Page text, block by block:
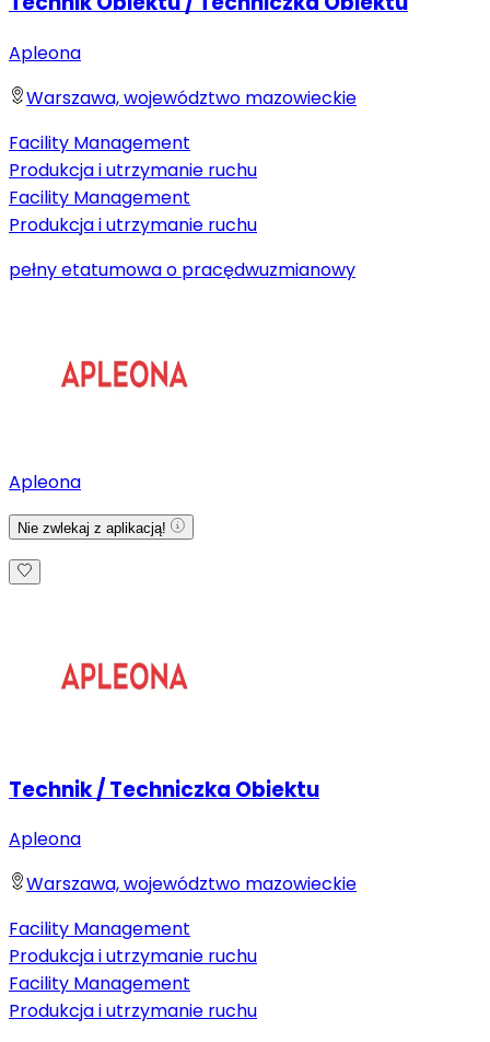
Apleona
Warszawa, województwo mazowieckie
Facility Management
Produkcja i utrzymanie ruchu
Facility Management
Produkcja i utrzymanie ruchu
pełny etatumowa o pracędwuzmianowy
Apleona
Nie zwlekaj z aplikacją!
Technik / Techniczka Obiektu
Apleona
Warszawa, województwo mazowieckie
Facility Management
Produkcja i utrzymanie ruchu
Facility Management
Produkcja i utrzymanie ruchu